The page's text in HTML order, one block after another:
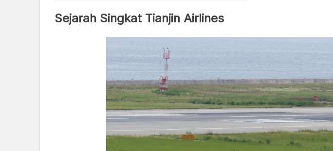
Sejarah Singkat Tianjin Airlines